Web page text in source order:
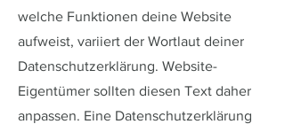
welche Funktionen deine Website
aufweist, variiert der Wortlaut deiner
Datenschutzerklärung. Website-
Eigentümer sollten diesen Text daher
anpassen. Eine Datenschutzerklärung